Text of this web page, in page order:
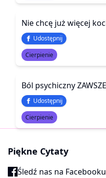
Udostępnij
Cierpienie
Udostępnij
Cierpienie
Piękne Cytaty
Śledź nas na Facebooku